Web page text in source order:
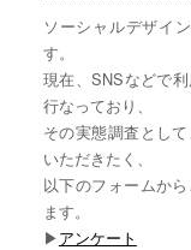
ソーシャルデザイ
す。
現在、SNSなどで
行なっており、
その実態調査とし
いただきたく、
以下のフォームか
ます。
▶︎アンケート